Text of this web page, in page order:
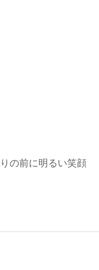
の前に明るい笑顔